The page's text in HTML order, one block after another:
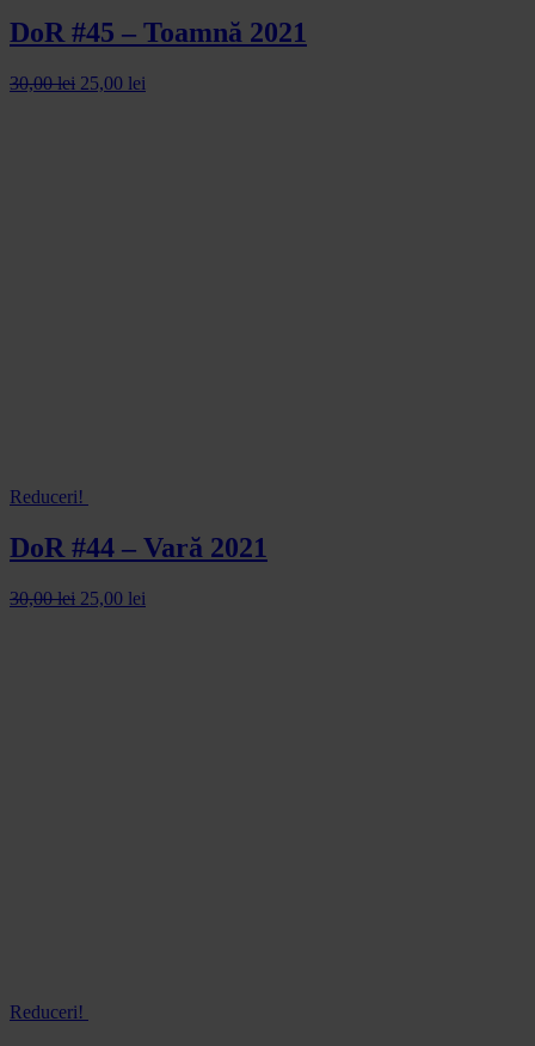
DoR #45 – Toamnă 2021
30,00lei 25,00 lei
Reduceri!
DoR #44 – Vară 2021
30,00lei 25,00 lei
Reduceri!